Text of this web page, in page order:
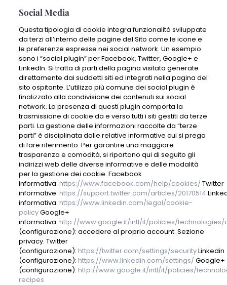
Social Media
Questa tipologia di cookie integra funzionalità sviluppate
da terzi all’interno delle pagine del Sito come le icone e
le preferenze espresse nei social network. Un esempio
sono i “social plugin” per Facebook, Twitter, Google+ e
LinkedIn. Si tratta di parti della pagina visitata generate
direttamente dai suddetti siti ed integrati nella pagina del
sito ospitante. L’utilizzo più comune dei social plugin è
finalizzato alla condivisione dei contenuti sui social
network. La presenza di questi plugin comporta la
trasmissione di cookie da e verso tutti i siti gestiti da terze
parti. La gestione delle informazioni raccolte da “terze
parti” è disciplinata dalle relative informative cui si prega
di fare riferimento. Per garantire una maggiore
trasparenza e comodità, si riportano qui di seguito gli
indirizzi web delle diverse informative e delle modalità
per la gestione dei cookie. Facebook
informativa: https://www.facebook.com/help/cookies/Twitter
informative: https://support.twitter.com/articles/20170514
informativa: https://www.linkedin.com/legal/cookie-
policyGoogle+
informativa: http://www.google.it/intl/it/policies/technologies/
(configurazione): accedere al proprio account. Sezione
privacy. Twitter
(configurazione): https://twitter.com/settings/securityLinkedin
(configurazione): https://www.linkedin.com/settings/Google+
(configurazione): http://www.google.it/intl/it/policies/
recipes